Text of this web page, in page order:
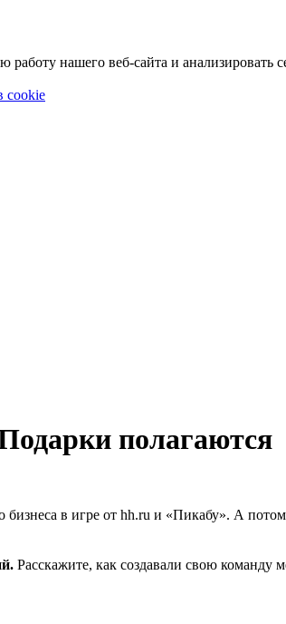
нашего веб-сайта и анализировать
cookie
полагаются
бизнеса в игре от hh.ru и «Пикабу». А
Расскажите, как создавали свою